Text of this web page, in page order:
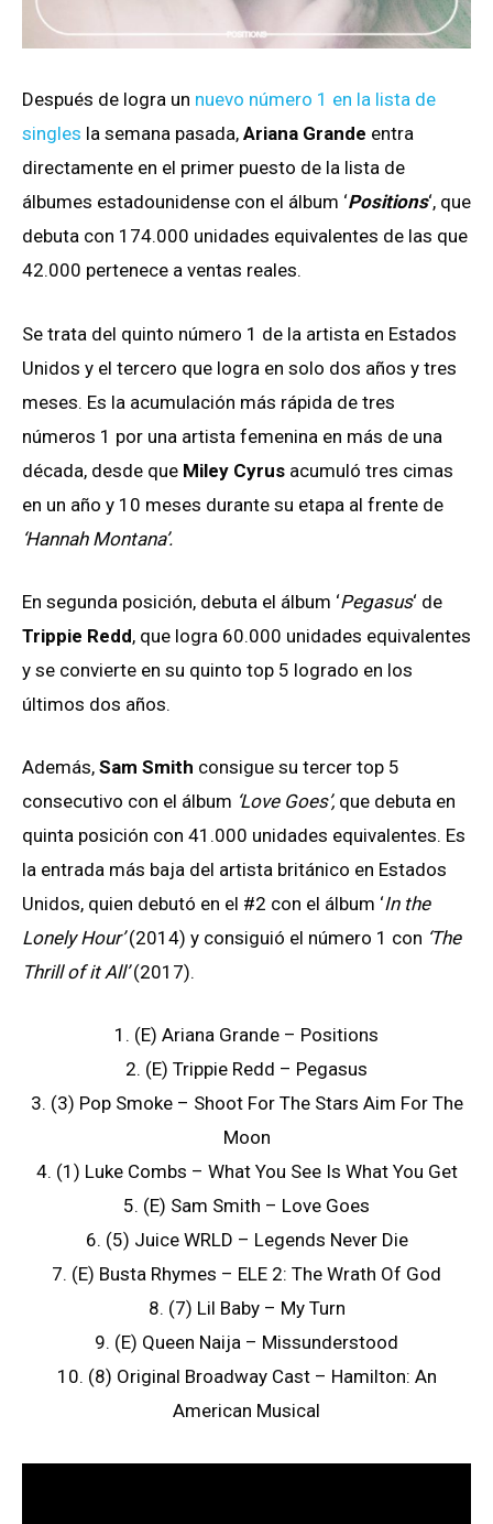
Después de logra un nuevo número 1 en la lista de
singles la semana pasada, Ariana Grande entra
directamente en el primer puesto de la lista de
álbumes estadounidense con el álbum ‘Positions‘, que
debuta con 174.000 unidades equivalentes de las que
42.000 pertenece a ventas reales.
Se trata del quinto número 1 de la artista en Estados
Unidos y el tercero que logra en solo dos años y tres
meses. Es la acumulación más rápida de tres
números 1 por una artista femenina en más de una
década, desde que Miley Cyrus acumuló tres cimas
en un año y 10 meses durante su etapa al frente de
‘Hannah Montana’.
En segunda posición, debuta el álbum ‘Pegasus‘ de
Trippie Redd, que logra 60.000 unidades equivalentes
y se convierte en su quinto top 5 logrado en los
últimos dos años.
Además, Sam Smith consigue su tercer top 5
consecutivo con el álbum ‘Love Goes’, que debuta en
quinta posición con 41.000 unidades equivalentes. Es
la entrada más baja del artista británico en Estados
Unidos, quien debutó en el #2 con el álbum ‘In the
Lonely Hour’(2014) y consiguió el número 1 con ‘The
Thrill of it All’(2017).
1. (E) Ariana Grande – Positions
2. (E) Trippie Redd – Pegasus
3. (3) Pop Smoke – Shoot For The Stars Aim For The
Moon
4. (1) Luke Combs – What You See Is What You Get
5. (E) Sam Smith – Love Goes
6. (5) Juice WRLD – Legends Never Die
7. (E) Busta Rhymes – ELE 2: The Wrath Of God
8. (7) Lil Baby – My Turn
9. (E) Queen Naija – Missunderstood
10. (8) Original Broadway Cast – Hamilton: An
American Musical